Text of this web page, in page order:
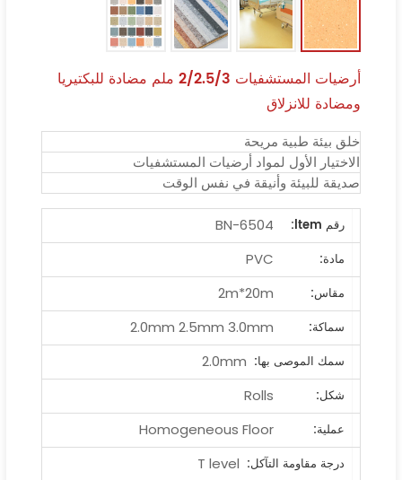
أرضيات المستشفيات 2/2.5/3 ملم مضادة للبكتيريا
ومضادة للانزلاق
خلق بيئة طبية مريحة
الاختيار الأول لمواد أرضيات المستشفيات
صديقة للبيئة وأنيقة في نفس الوقت
رقم ltem:
BN-6504
مادة:
PVC
مقاس:
2m*20m
سماكة:
2.0mm 2.5mm 3.0mm
سمك الموصى بها: 2.0mm
شكل:
Rolls
عملية:
Homogeneous Floor
درجة مقاومة التآكل: T level